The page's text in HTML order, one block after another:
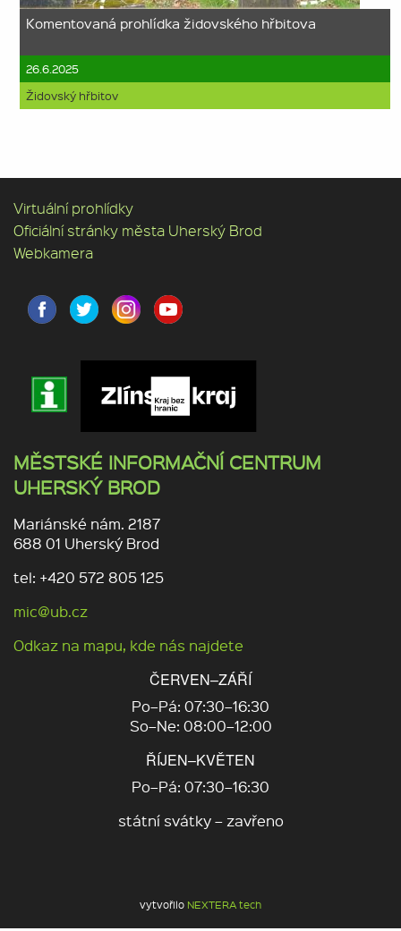
Komentovaná prohlídka židovského hřbitova
26.6.2025
Židovský hřbitov
Virtuální prohlídky
Oficiální stránky města Uherský Brod
Webkamera
MĚSTSKÉ INFORMAČNÍ CENTRUM
UHERSKÝ BROD
Mariánské nám. 2187
688 01 Uherský Brod
tel: +420 572 805 125
mic@ub.cz
Odkaz na mapu, kde nás najdete
ČERVEN–ZÁŘÍ
Po–Pá: 07:30–16:30
So–Ne: 08:00–12:00
ŘÍJEN–KVĚTEN
Po–Pá: 07:30–16:30
státní svátky – zavřeno
vytvořilo NEXTERA tech